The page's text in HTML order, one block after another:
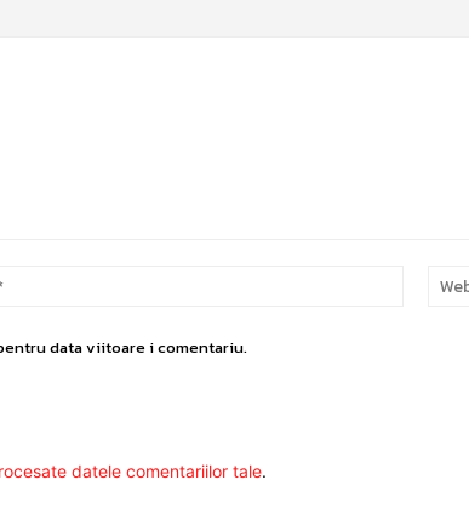
Email:*
data viitoare i comentariu.
datele comentariilor tale.